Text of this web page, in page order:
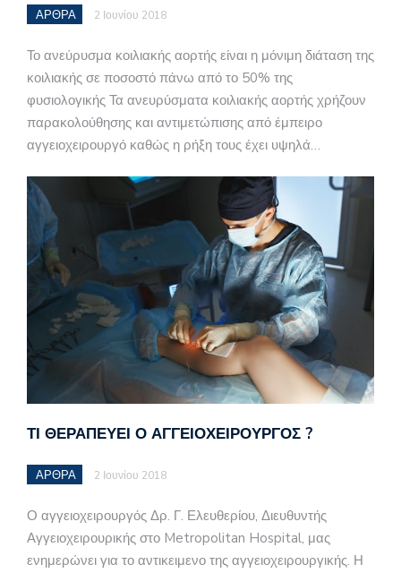
ΑΡΘΡΑ 2 Ιουνίου 2018
Το ανεύρυσμα κοιλιακής αορτής είναι η μόνιμη διάταση της
κοιλιακής σε ποσοστό πάνω από το 50% της
φυσιολογικής Τα ανευρύσματα κοιλιακής αορτής χρήζουν
παρακολούθησης και αντιμετώπισης από έμπειρο
αγγειοχειρουργό καθώς η ρήξη τους έχει υψηλά…
ΤΊ ΘΕΡΑΠΕΎΕΙ Ο ΑΓΓΕΙΟΧΕΙΡΟΥΡΓΌΣ ?
ΑΡΘΡΑ 2 Ιουνίου 2018
Ο αγγειοχειρουργός Δρ. Γ. Ελευθερίου, Διευθυντής
Αγγειοχειρουρικής στο Metropolitan Hospital, μας
ενημερώνει για το αντικειμενο της αγγειοχειρουργικής. Η